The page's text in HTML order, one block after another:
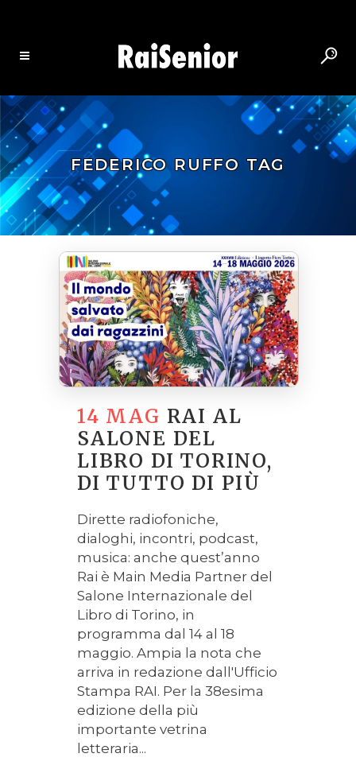
FEDERICO RUFFO TAG
14 MAG RAI AL
SALONE DEL
LIBRO DI TORINO,
DI TUTTO DI PIÙ
Dirette radiofoniche,
dialoghi, incontri, podcast,
musica: anche quest’anno
Rai è Main Media Partner del
Salone Internazionale del
Libro di Torino, in
programma dal 14 al 18
maggio. Ampia la nota che
arriva in redazione dall'Ufficio
Stampa RAI. Per la 38esima
edizione della più
importante vetrina
letteraria...